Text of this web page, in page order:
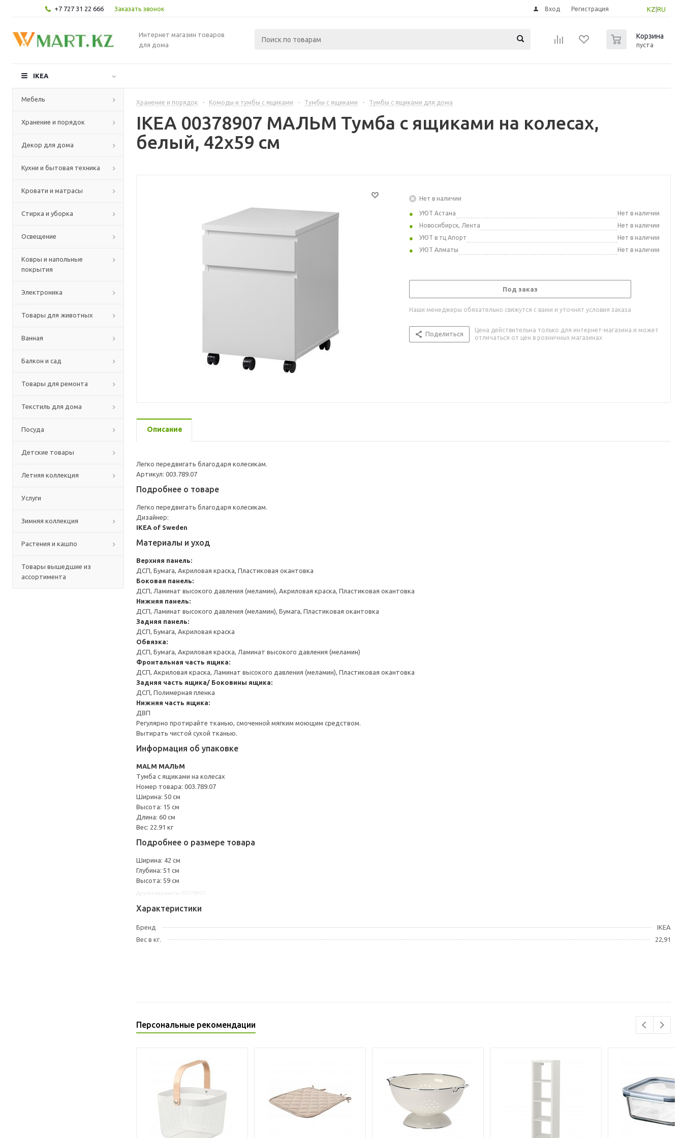
+7 727 31 22 666 Заказать звонок KZ RU
Вход Регистрация
Интернет магазин товаров
для дома
Корзина
пуста
IKEA
Мебель
Хранение и порядок
Декор для дома
Кухни и бытовая техника
Кровати и матрасы
Стирка и уборка
Освещение
Ковры и напольные
покрытия
Электроника
Товары для животных
Ванная
Балкон и сад
Товары для ремонта
Текстиль для дома
Посуда
Детские товары
Летняя коллекция
Услуги
Зимняя коллекция
Растения и кашпо
Товары вышедшие из
ассортимента
Хранение и порядок - Комоды и тумбы с ящиками - Тумбы с ящиками - Тумбы с ящиками для дома
IKEA 00378907 МАЛЬМ Тумба с ящиками на колесах,
белый, 42x59 см
Нет в наличии
УЮТ Астана
Нет в наличии
Новосибирск, Лента
Нет в наличии
УЮТ в тц Апорт
Нет в наличии
УЮТ Алматы
Нет в наличии
Под заказ
Наши менеджеры обязательно свяжутся с вами и уточнят условия заказа
Поделиться
Цена действительна только для интернет-магазина и может
отличаться от цен в розничных магазинах
Описание
Легко передвигать благодаря колесикам.
Артикул: 003.789.07
Подробнее о товаре
Легко передвигать благодаря колесикам.
Дизайнер:
IKEA of Sweden
Материалы и уход
Верхняя панель:
ДСП, Бумага, Акриловая краска, Пластиковая окантовка
Боковая панель:
ДСП, Ламинат высокого давления (меламин), Акриловая краска, Пластиковая окантовка
Нижняя панель:
ДСП, Ламинат высокого давления (меламин), Бумага, Пластиковая окантовка
Задняя панель:
ДСП, Бумага, Акриловая краска
Обвязка:
ДСП, Бумага, Акриловая краска, Ламинат высокого давления (меламин)
Фронтальная часть ящика:
ДСП, Акриловая краска, Ламинат высокого давления (меламин), Пластиковая окантовка
Задняя часть ящика/ Боковины ящика:
ДСП, Полимерная пленка
Нижняя часть ящика:
ДВП
Регулярно протирайте тканью, смоченной мягким моющим средством.
Вытирать чистой сухой тканью.
Информация об упаковке
MALM МАЛЬМ
Тумба с ящиками на колесах
Номер товара: 003.789.07
Ширина: 50 см
Высота: 15 см
Длина: 60 см
Вес: 22.91 кг
Подробнее о размере товара
Ширина: 42 см
Глубина: 51 см
Высота: 59 см
Характеристики
Бренд
IKEA
Вес в кг.
22,91
Персональные рекомендации